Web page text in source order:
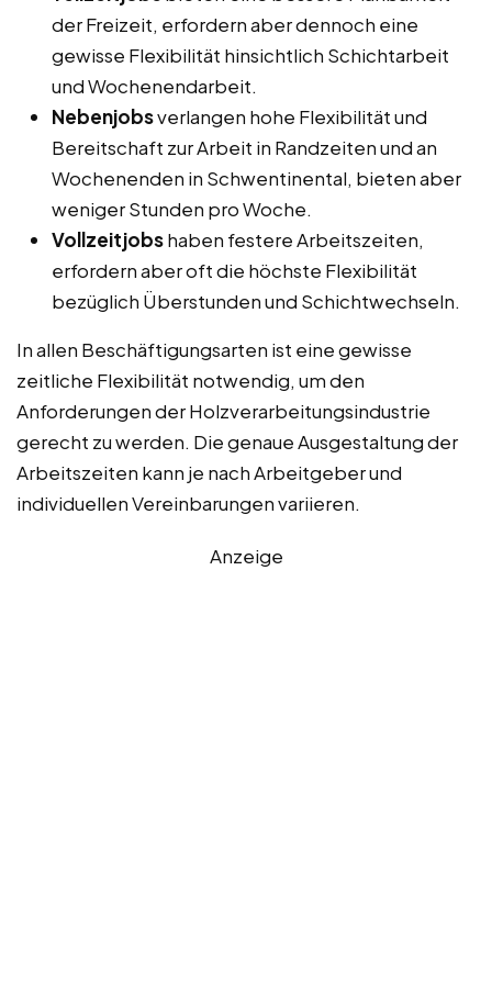
der Freizeit, erfordern aber dennoch eine
gewisse Flexibilität hinsichtlich Schichtarbeit
und Wochenendarbeit.
Nebenjobsverlangen hohe Flexibilität und
Bereitschaft zur Arbeit in Randzeiten und an
Wochenenden in Schwentinental, bieten aber
weniger Stunden pro Woche.
Vollzeitjobshaben festere Arbeitszeiten,
erfordern aber oft die höchste Flexibilität
bezüglich Überstunden und Schichtwechseln.
In allen Beschäftigungsarten ist eine gewisse
zeitliche Flexibilität notwendig, um den
Anforderungen der Holzverarbeitungsindustrie
gerecht zu werden. Die genaue Ausgestaltung der
Arbeitszeiten kann je nach Arbeitgeber und
individuellen Vereinbarungen variieren.
Anzeige